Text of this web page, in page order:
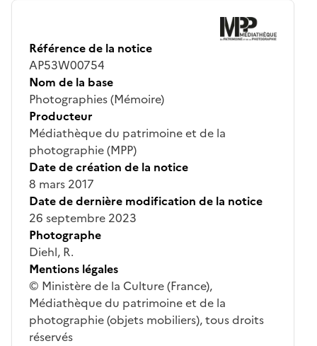
Référence de la notice
AP53W00754
Nom de la base
Photographies (Mémoire)
Producteur
Médiathèque du patrimoine et de la
photographie (MPP)
Date de création de la notice
8 mars 2017
Date de dernière modification de la notice
26 septembre 2023
Photographe
Diehl, R.
Mentions légales
© Ministère de la Culture (France),
Médiathèque du patrimoine et de la
photographie (objets mobiliers), tous droits
réservés